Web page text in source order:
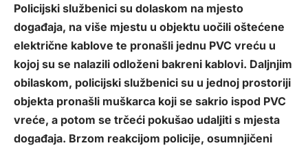
Policijski službenici su dolaskom na mjesto
događaja, na više mjestu u objektu uočili oštećene
električne kablove te pronašli jednu PVC vreću u
kojoj su se nalazili odloženi bakreni kablovi. Daljnjim
obilaskom, policijski službenici su u jednoj prostoriji
objekta pronašli muškarca koji se sakrio ispod PVC
vreće, a potom se trčeći pokušao udaljiti s mjesta
događaja. Brzom reakcijom policije, osumnjičeni